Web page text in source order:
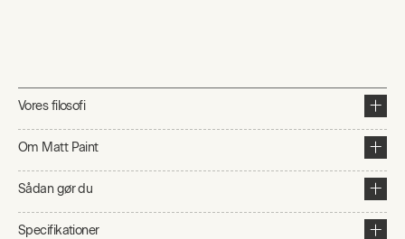
Vores filosofi
Om Matt Paint
Sådan gør du
Specifikationer